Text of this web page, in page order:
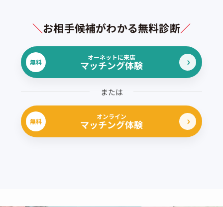
＼お相手候補がわかる無料診断／
無料
オーネットに来店
マッチング体験
または
無料
オンライン
マッチング体験